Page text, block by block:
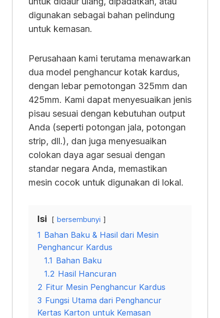
digunakan sebagai bahan pelindung
untuk kemasan.
Perusahaan kami terutama menawarkan
dua model penghancur kotak kardus,
dengan lebar pemotongan 325mm dan
425mm. Kami dapat menyesuaikan jenis
pisau sesuai dengan kebutuhan output
Anda (seperti potongan jala, potongan
strip, dll.), dan juga menyesuaikan
colokan daya agar sesuai dengan
standar negara Anda, memastikan
mesin cocok untuk digunakan di lokal.
Isi bersembunyi
1 Bahan Baku & Hasil dari Mesin
Penghancur Kardus
1.1 Bahan Baku
1.2 Hasil Hancuran
2 Fitur Mesin Penghancur Kardus
3 Fungsi Utama dari Penghancur
Kertas Karton untuk Kemasan